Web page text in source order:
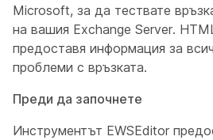
Microsoft, за да тествате
на вашия Exchange Server.
предоставя информация за
проблеми с връзката.
Преди да започнете
Инструментът EWSEditor